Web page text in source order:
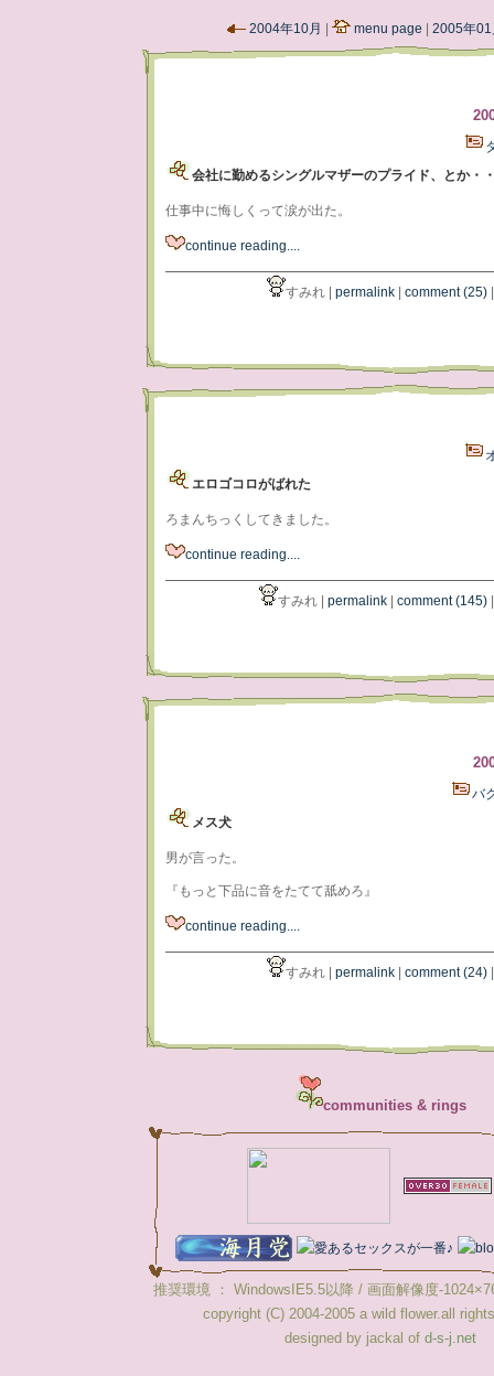
2004年10月 menu page 2005年
会社に勤めるシングルマザーのプライド、とか・
仕事中に悔しくって涙が出た。
continue reading....
すみれ | permalink comment (25)
エロゴコロがばれた
ろまんちっくしてきました。
continue reading....
すみれ | permalink comment (145)
バ
メス犬
男が言った。
『もっと下品に音をたてて舐めろ』
continue reading....
すみれ | permalink comment (24)
communities & rings
推奨環境 ： WindowsIE5.5以降 / 画面解像度-
copyright (C) 2004-2005 a wild flower.all
designed by jackal of d-s-j.net